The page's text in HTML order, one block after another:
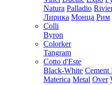
Natura Palladio
Лирика Монца Рим
Colli
Byron
Colorker
Tangram
Cotto d'Este
Black-White Cement
Materica Metal Over